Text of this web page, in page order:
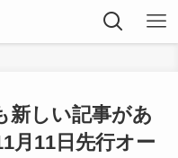
新しい記事があ
月11日先行オー